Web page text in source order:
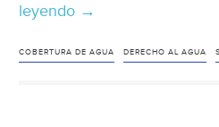
leyendo Baja
Sur
→
COBERTURA DE AGUA DERECHO AL AGUA